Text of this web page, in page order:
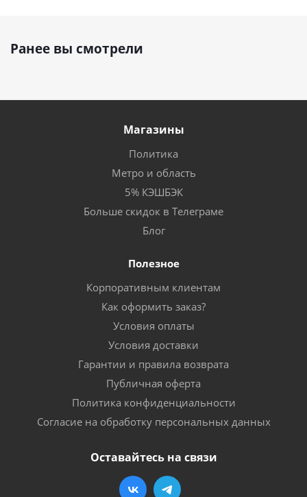
Ранее вы смотрели
Магазины
Политика
Метро и область
5% КЭШБЭК
Больше скидок в Телеграме
Блог
Полезное
Корпоративным клиентам
Как оформить заказ?
Условия оплаты
Условия доставки
Гарантии и правила возврата
Публичная оферта
Политика конфиденциальности
Согласие на обработку персональных данных
Оставайтесь на связи